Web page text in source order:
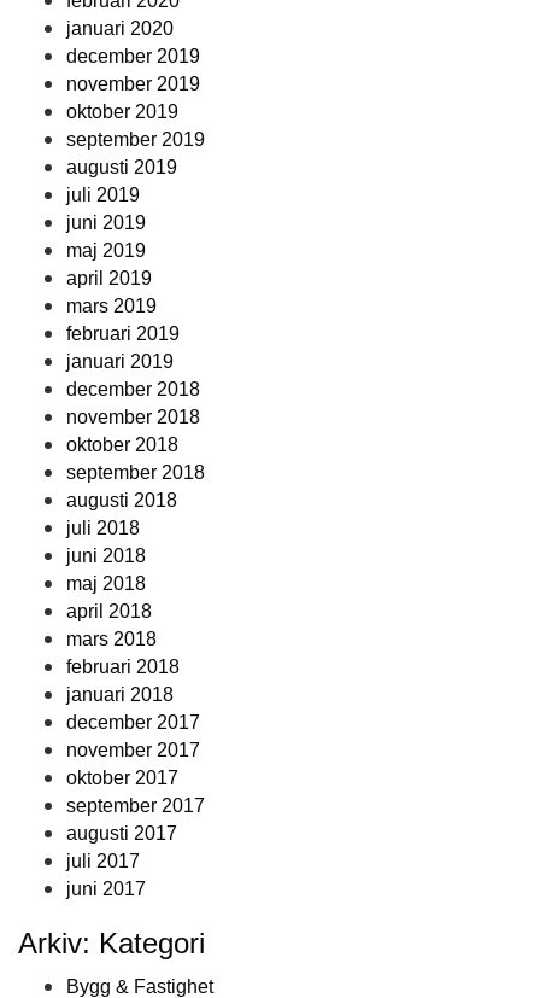
januari 2020
december 2019
november 2019
oktober 2019
september 2019
augusti 2019
juli 2019
juni 2019
maj 2019
april 2019
mars 2019
februari 2019
januari 2019
december 2018
november 2018
oktober 2018
september 2018
augusti 2018
juli 2018
juni 2018
maj 2018
april 2018
mars 2018
februari 2018
januari 2018
december 2017
november 2017
oktober 2017
september 2017
augusti 2017
juli 2017
juni 2017
Arkiv: Kategori
Bygg & Fastighet